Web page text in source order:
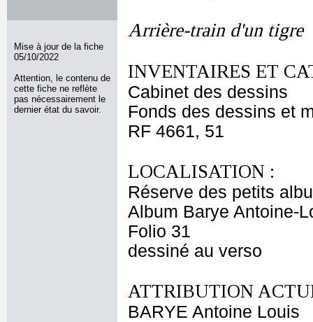
Mise à jour de la fiche
05/10/2022
Attention, le contenu de
cette fiche ne reflète
pas nécessairement le
dernier état du savoir.
Arrière-train d'un tigre
INVENTAIRES ET
Cabinet des dessins
Fonds des dessins et
RF 4661, 51
LOCALISATION :
Réserve des petits
Album Barye Antoine-
Folio 31
dessiné au verso
ATTRIBUTION
BARYE Antoine Louis